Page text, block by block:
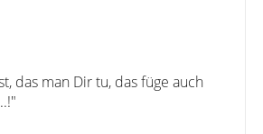
das man Dir tu, das füge auch